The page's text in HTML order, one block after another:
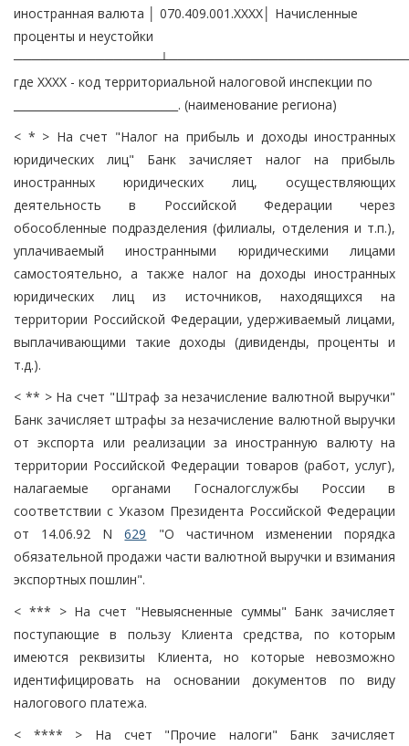
иностранная валюта │ 070.409.001.XXXX│ Начисленные
проценты и неустойки
где XXXX - код территориальной налоговой инспекции по
______________________________. (наименование региона)
< * > На счет "Налог на прибыль и доходы иностранных
юридических лиц" Банк зачисляет налог на прибыль
иностранных юридических лиц, осуществляющих
деятельность в Российской Федерации через
обособленные подразделения (филиалы, отделения и т.п.),
уплачиваемый иностранными юридическими лицами
самостоятельно, а также налог на доходы иностранных
юридических лиц из источников, находящихся на
территории Российской Федерации, удерживаемый лицами,
выплачивающими такие доходы (дивиденды, проценты и
т.д.).
< ** > На счет "Штраф за незачисление валютной выручки"
Банк зачисляет штрафы за незачисление валютной выручки
от экспорта или реализации за иностранную валюту на
территории Российской Федерации товаров (работ, услуг),
налагаемые органами Госналогслужбы России в
соответствии с Указом Президента Российской Федерации
от 14.06.92 N629 "О частичном изменении порядка
обязательной продажи части валютной выручки и взимания
экспортных пошлин".
< *** > На счет "Невыясненные суммы" Банк зачисляет
поступающие в пользу Клиента средства, по которым
имеются реквизиты Клиента, но которые невозможно
идентифицировать на основании документов по виду
налогового платежа.
< **** > На счет "Прочие налоги" Банк зачисляет